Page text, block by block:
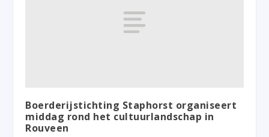
Boerderijstichting Staphorst organiseert
middag rond het cultuurlandschap in
Rouveen